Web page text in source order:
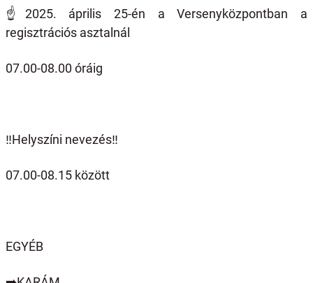
☝️ 2025. április 25-én a Versenyközpontban a
regisztrációs asztalnál
07.00-08.00 óráig
‼️Helyszíni nevezés‼️
07.00-08.15 között
EGYÉB